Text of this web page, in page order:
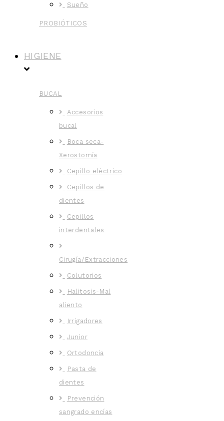
Sueño
PROBIÓTICOS
HIGIENE
BUCAL
Accesorios
bucal
Boca seca-
Xerostomía
Cepillo eléctrico
Cepillos de
dientes
Cepillos
interdentales
Cirugía/Extracciones
Colutorios
Halitosis-Mal
aliento
Irrigadores
Junior
Ortodoncia
Pasta de
dientes
Prevención
sangrado encías